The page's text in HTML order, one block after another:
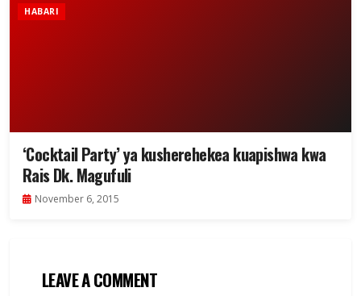
HABARI
‘Cocktail Party’ ya kusherehekea kuapishwa kwa
Rais Dk. Magufuli
November 6, 2015
LEAVE A COMMENT